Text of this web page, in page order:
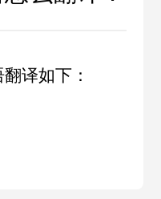
译如下：